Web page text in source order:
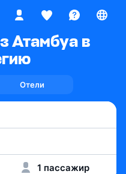
Атамбуа в
Отели
1 пассажир